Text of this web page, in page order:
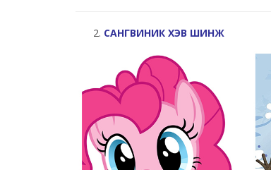
САНГВИНИК ХЭВ ШИНЖ